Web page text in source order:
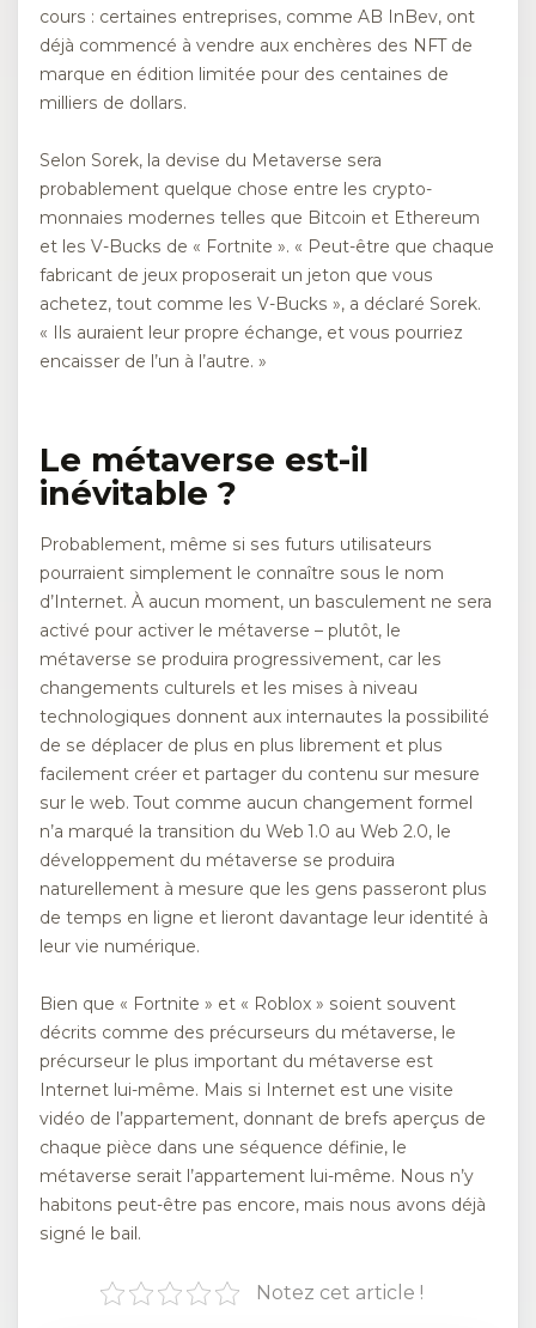
cours : certaines entreprises, comme AB InBev, ont
déjà commencé à vendre aux enchères des NFT de
marque en édition limitée pour des centaines de
milliers de dollars.
Selon Sorek, la devise du Metaverse sera
probablement quelque chose entre les crypto-
monnaies modernes telles que Bitcoin et Ethereum
et les V-Bucks de « Fortnite ». « Peut-être que chaque
fabricant de jeux proposerait un jeton que vous
achetez, tout comme les V-Bucks », a déclaré Sorek.
« Ils auraient leur propre échange, et vous pourriez
encaisser de l’un à l’autre. »
Le métaverse est-il
inévitable ?
Probablement, même si ses futurs utilisateurs
pourraient simplement le connaître sous le nom
d’Internet. À aucun moment, un basculement ne sera
activé pour activer le métaverse – plutôt, le
métaverse se produira progressivement, car les
changements culturels et les mises à niveau
technologiques donnent aux internautes la possibilité
de se déplacer de plus en plus librement et plus
facilement créer et partager du contenu sur mesure
sur le web. Tout comme aucun changement formel
n’a marqué la transition du Web 1.0 au Web 2.0, le
développement du métaverse se produira
naturellement à mesure que les gens passeront plus
de temps en ligne et lieront davantage leur identité à
leur vie numérique.
Bien que « Fortnite » et « Roblox » soient souvent
décrits comme des précurseurs du métaverse, le
précurseur le plus important du métaverse est
Internet lui-même. Mais si Internet est une visite
vidéo de l’appartement, donnant de brefs aperçus de
chaque pièce dans une séquence définie, le
métaverse serait l’appartement lui-même. Nous n’y
habitons peut-être pas encore, mais nous avons déjà
signé le bail.
Notez cet article !